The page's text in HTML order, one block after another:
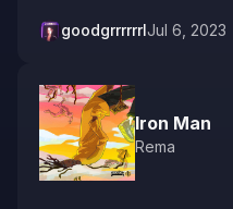
goodgrrrrrrlJul 6, 2023
Iron Man
Rema